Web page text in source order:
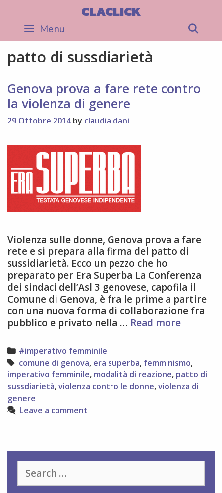
content
CLACLICK
Menu
patto di sussdiarietà
Genova prova a fare rete contro
la violenza di genere
29 Ottobre 2014 by claudia dani
Violenza sulle donne, Genova prova a fare
rete e si prepara alla firma del patto di
sussidiarietà. Ecco un pezzo che ho
preparato per Era Superba La Conferenza
dei sindaci dell’Asl 3 genovese, capofila il
Comune di Genova, è fra le prime a partire
con una nuova forma di collaborazione fra
pubblico e privato nella … Read moreGenova
fare
rete
contro
la
Categories
#imperativo femminile
Tags
comune di genova, era superba, femminismo,
imperativo femminile, modalità di reazione, patto di
sussdiarietà,violenza contro le donne,violenza di
genere
Leave a comment
for: